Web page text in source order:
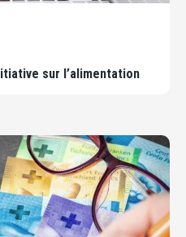
sur l’alimentation